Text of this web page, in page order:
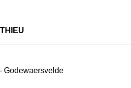
Godewaersvelde